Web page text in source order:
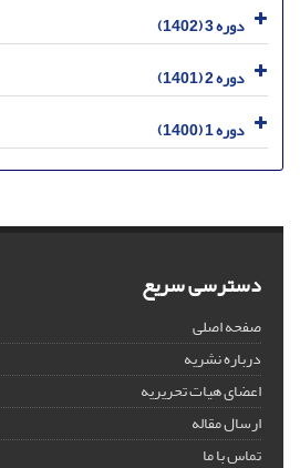
دوره 3 (1402)
دوره 2 (1401)
دوره 1 (1400)
دسترسی سریع
صفحه اصلی
درباره نشریه
اعضای هیات تحریریه
ارسال مقاله
تماس با ما